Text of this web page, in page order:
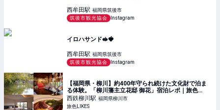
西牟田駅 福岡県筑後市
筑後市観光協会
Instagram
イロハサンド🥪🍓
西牟田駅 福岡県筑後市
筑後市観光協会
Instagram
【福岡県・柳川】約400年守られ続けた文化財で泊ま
る体験。「柳川藩主立花邸 御花」宿泊レポ｜旅色
LIKES
西鉄柳川駅 福岡県柳川市
旅色LIKES